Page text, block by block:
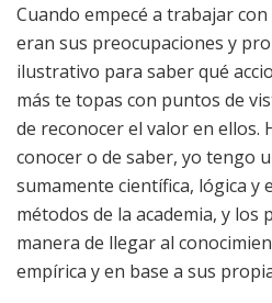
Cuando empecé a trabajar
eran sus preocupaciones y
ilustrativo para saber qué
más te topas con puntos de
de reconocer el valor en ellos.
conocer o de saber, yo tengo
sumamente científica, lógica y
métodos de la academia, y los
manera de llegar al
empírica y en base a sus